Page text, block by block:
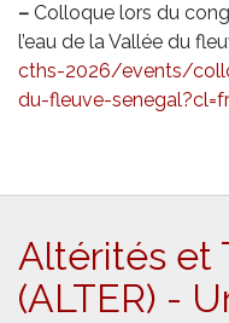
– Colloque lors du
l’eau de la Vallée du
cths-2026/events/
du-fleuve-senegal?cl=fr
Altérités et
(ALTER) -